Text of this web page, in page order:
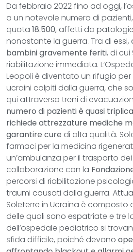
Da febbraio 2022 fino ad oggi,
a un notevole numero di
quota18.500, affetti da
nonostante la guerra. Tra di essi,
bambini gravemente feriti, di
riabilitazione immediata.
Leopoli è diventato un rifugio
ucraini colpiti dalla guerra, che
qui attraverso treni di
numero di pazienti è quasi
richiede attrezzature mediche
garantire cure di alta qualità.
farmaci per la medicina
un’ambulanza per il trasporto
collaborazione con la
percorsi di riabilitazione
traumi causati dalla guerra.
Soleterre in Ucraina è composto
delle quali sono espatriate e tre
dell’ospedale pediatrico si
sfida difficile, poiché devono